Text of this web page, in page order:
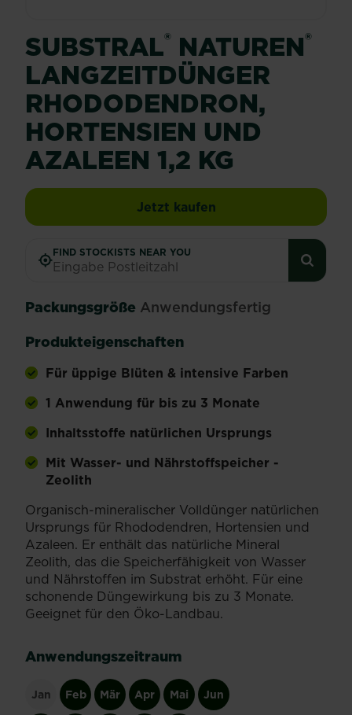
SUBSTRAL® NATUREN®
LANGZEITDÜNGER
RHODODENDRON,
HORTENSIEN UND
AZALEEN 1,2 KG
Jetzt kaufenSubstral® Naturen®
FIND STOCKISTS NEAR YOU
Packungsgröße Anwendungsfertig
Produkteigenschaften
Für üppige Blüten & intensive Farben
1 Anwendung für bis zu 3 Monate
Inhaltsstoffe natürlichen Ursprungs
Mit Wasser- und Nährstoffspeicher -
Zeolith
Organisch-mineralischer Volldünger natürlichen
Ursprungs für Rhododendren, Hortensien und
Azaleen. Er enthält das natürliche Mineral
Zeolith, das die Speicherfähigkeit von Wasser
und Nährstoffen im Substrat erhöht. Für eine
schonende Düngewirkung bis zu 3 Monate.
Geeignet für den Öko-Landbau.
Anwendungszeitraum
Jan Feb Mär Apr Mai Jun